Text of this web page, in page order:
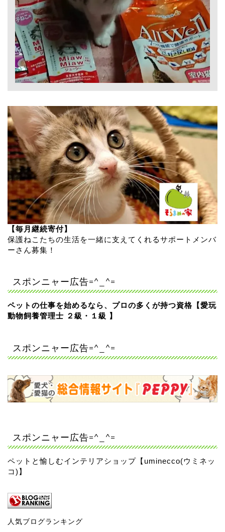
【毎月継続寄付】
保護ねこたちの生活を一緒に支えてくれるサポートメンバ
ーさん募集！
スポンニャー広告=^_^=
ペットの仕事を始めるなら、プロの多くが持つ資格【愛玩
動物飼養管理士 ２級・１級 】
スポンニャー広告=^_^=
スポンニャー広告=^_^=
ペットと愉しむインテリアショップ【uminecco(ウミネッ
コ)】
人気ブログランキング